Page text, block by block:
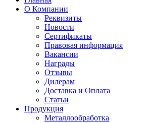
О Компании
Реквизиты
Новости
Сертификаты
Правовая информация
Вакансии
Награды
Отзывы
Дилерам
Доставка и Оплата
Статьи
Продукция
Металлообработка